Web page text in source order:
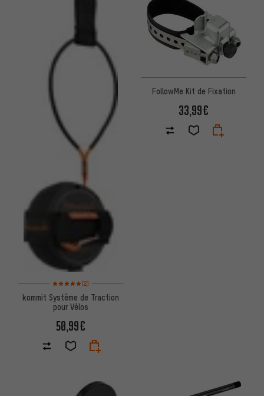
Note moyenne : 5 sur 5 d'après 2 avis
(2)
kommit Système de Traction
pour Vélos
50,99€
FollowMe Kit de Fixation
33,99€